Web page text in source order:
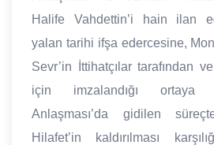
Halife Vahdettin’i hain ilan
yalan tarihi ifşa edercesine,
Sevr’in İttihatçılar tarafından
için imzalandığı ortaya
Anlaşması’da gidilen
Hilafet’in kaldırılması